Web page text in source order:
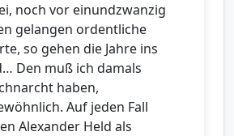
noch vor einundzwanzig
gelangen ordentliche
so gehen die Jahre ins
Den muß ich damals
haben,
Auf jeden Fall
Alexander Held als